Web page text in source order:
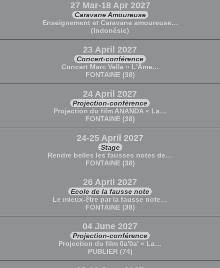
27 Mar-18 Apr 2027
Caravane Amoureuse
Enseignement et Caravane amoureuse…
(Indonésie)
23 April 2027
Concert-conférence
Concert Marc Vella « L'Âme…
FONTAINE (38)
24 April 2027
Projection-conférence
Projection du film ANANDA « La…
FONTAINE (38)
24-25 April 2027
Stage
Rendre belles les fausses notes de…
FONTAINE (38)
26 April 2027
Ecole de la fausse note
Le mieux-être par la fausse note…
FONTAINE (38)
04 June 2027
Projection-conférence
Projection du film 0a'0a' « La…
PUBLIER (74)